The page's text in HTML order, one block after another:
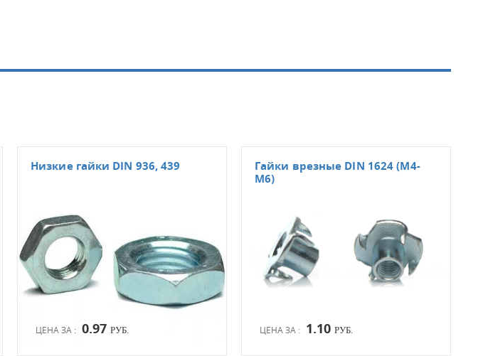
ЦЕНА ЗА : 0.97 РУБ.
Низкие гайки DIN 936, 439
ЦЕНА ЗА : 1.10 РУБ.
Гайки врезные DIN 1624 (М4-
М6)